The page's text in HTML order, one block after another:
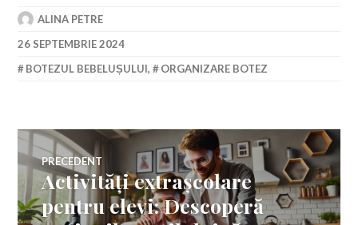
ALINA PETRE
26 SEPTEMBRIE 2024
BOTEZUL BEBELUȘULUI, ORGANIZARE BOTEZ
Navigare
în
PRECEDENT
Articolul
anterior:
Activități extrașcolare
pentru elevi: Descoperă